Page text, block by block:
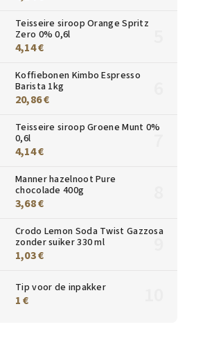
Teisseire siroop Orange Spritz
Zero 0% 0,6l
4,14 €
Koffiebonen Kimbo Espresso
Barista 1kg
20,86 €
Teisseire siroop Groene Munt 0%
0,6l
4,14 €
Manner hazelnoot Pure
chocolade 400g
3,68 €
Crodo Lemon Soda Twist Gazzosa
zonder suiker 330 ml
1,03 €
Tip voor de inpakker
1 €